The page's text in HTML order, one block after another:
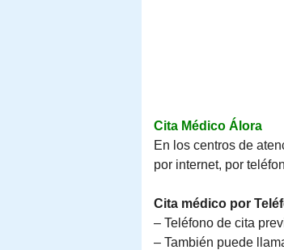
Cita Médico Álora
En los centros de
por internet, por
Cita médico por
– Teléfono de cita
– También puede